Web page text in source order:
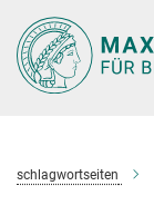
Hauptinhalt
schlagwortseiten